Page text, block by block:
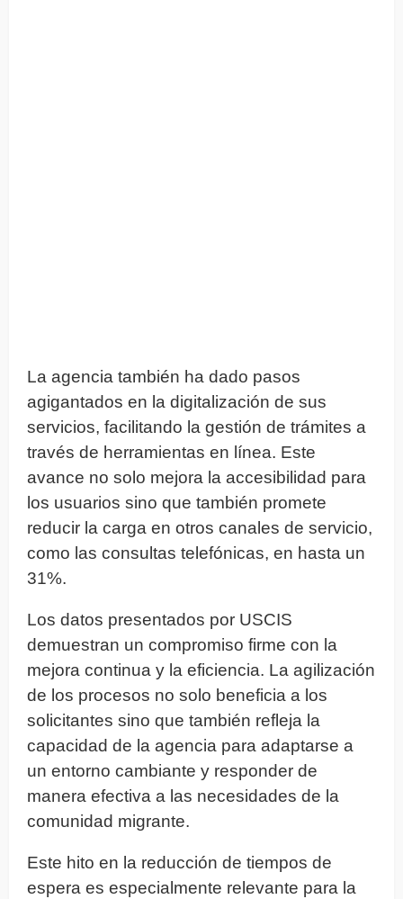
La agencia también ha dado pasos
agigantados en la digitalización de sus
servicios, facilitando la gestión de trámites a
través de herramientas en línea. Este
avance no solo mejora la accesibilidad para
los usuarios sino que también promete
reducir la carga en otros canales de servicio,
como las consultas telefónicas, en hasta un
31%.
Los datos presentados por USCIS
demuestran un compromiso firme con la
mejora continua y la eficiencia. La agilización
de los procesos no solo beneficia a los
solicitantes sino que también refleja la
capacidad de la agencia para adaptarse a
un entorno cambiante y responder de
manera efectiva a las necesidades de la
comunidad migrante.
Este hito en la reducción de tiempos de
espera es especialmente relevante para la